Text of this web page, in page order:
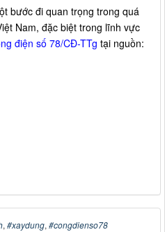
bước đi quan trọng trong quá
Nam, đặc biệt trong lĩnh vực
điện số 78/CĐ-TTg tại nguồn:
, #xaydung, #congdienso78